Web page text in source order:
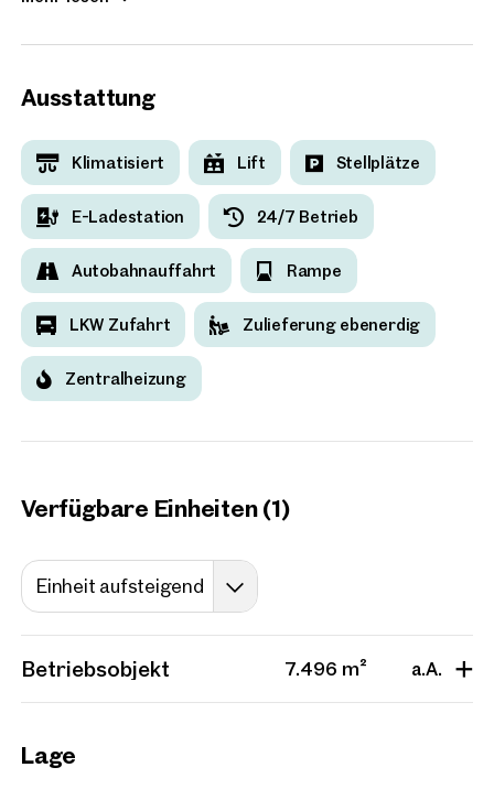
286,16 m² Schauraum-/ Verkaufsfläche
5.029,63 m² Lagerflächen
36 Pkw-Stellplätze
Ausstattung
Klimatisiert Lift Stellplätze
E-Ladestation 24/7 Betrieb
Autobahnauffahrt Rampe
LKW Zufahrt Zulieferung ebenerdig
Zentralheizung
Verfügbare Einheiten (1)
Einheit aufsteigend
Betriebsobjekt 7.496 m² a.A.
Lage
Projekte
Entwicklungsareal mit
Bestandgebäuden im